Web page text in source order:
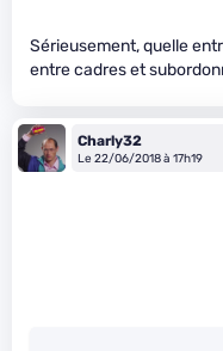
Sérieusement, quelle
entre cadres et
Charly32
Le 22/06/2018 à 17h19